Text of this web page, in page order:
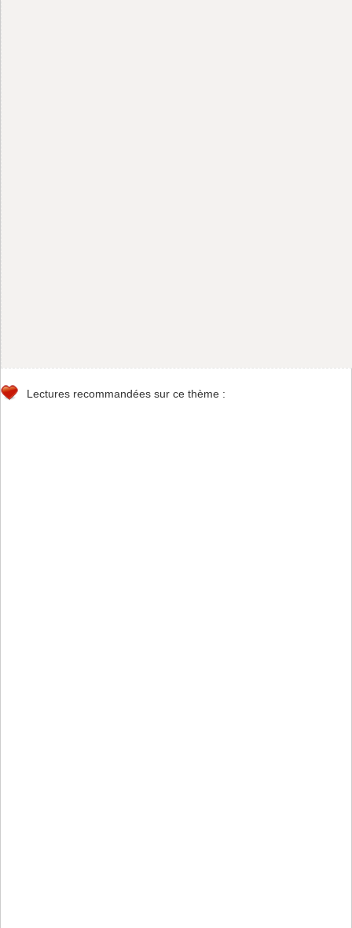
Lectures recommandées sur ce thème :